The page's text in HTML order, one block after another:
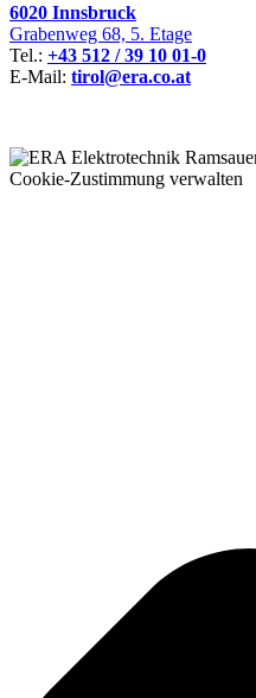
6020 Innsbruck
Grabenweg 68, 5. Etage
Tel.: +43 512 / 39 10 01-0
E-Mail: tirol@era.co.at
Cookie-Zustimmung verwalten